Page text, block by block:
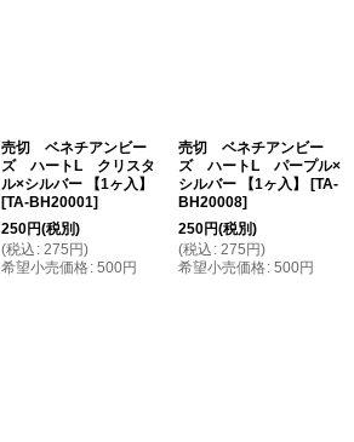
売切 ベネチアンビー
ズ ハートL クリスタ
ル×シルバー 【1ヶ入】
[TA-BH20001]
250円(税別)
(税込 : 275 円)
希望小売価格: 500円
売切 ベネチアンビー
ズ ハートL パープル×
シルバー 【1ヶ入】
[TA-
BH20008]
250円(税別)
(税込 : 275 円)
希望小売価格: 500円